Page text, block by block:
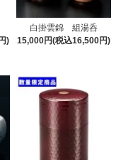
)
白掛雲錦 組湯呑
15,000円(税込16,500円)